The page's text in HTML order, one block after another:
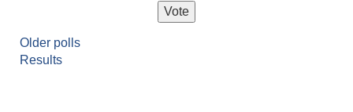
Older polls
Results